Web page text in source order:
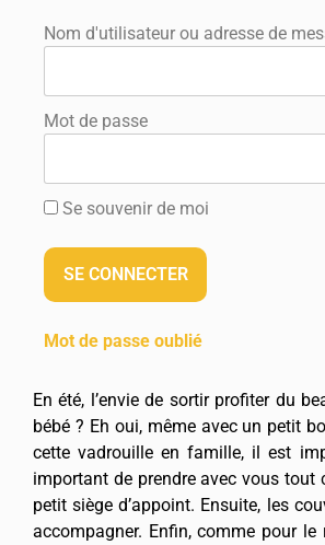
Nom d'utilisateur ou adresse de
Mot de passe
Se souvenir de moi
Mot de passe oublié
En été, l’envie de sortir profiter du
bébé ? Eh oui, même avec un petit
cette vadrouille en famille, il est
important de prendre avec vous tout
petit siège d’appoint. Ensuite, les
accompagner. Enfin, comme pour